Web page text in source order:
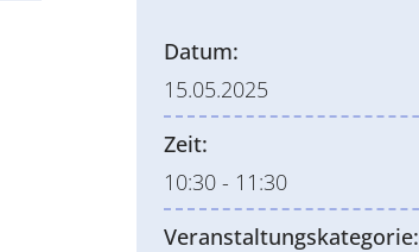
Datum:
15.05.2025
Zeit:
10:30 - 11:30
Veranstaltungskategorie: